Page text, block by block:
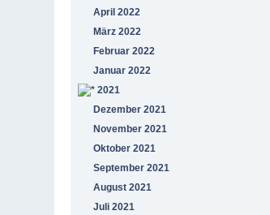
April 2022
März 2022
Februar 2022
Januar 2022
2021
Dezember 2021
November 2021
Oktober 2021
September 2021
August 2021
Juli 2021